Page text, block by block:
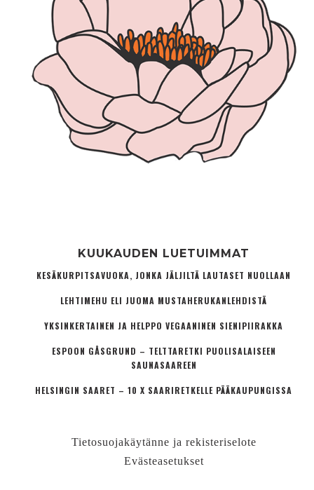
KUUKAUDEN LUETUIMMAT
KESÄKURPITSAVUOKA, JONKA JÄLJILTÄ LAUTASET NUOLLAAN
LEHTIMEHU ELI JUOMA MUSTAHERUKANLEHDISTÄ
YKSINKERTAINEN JA HELPPO VEGAANINEN SIENIPIIRAKKA
ESPOON GÅSGRUND – TELTTARETKI PUOLISALAISEEN
SAUNASAAREEN
HELSINGIN SAARET – 10 X SAARIRETKELLE PÄÄKAUPUNGISSA
Tietosuojakäytänne ja rekisteriselote
Evästeasetukset